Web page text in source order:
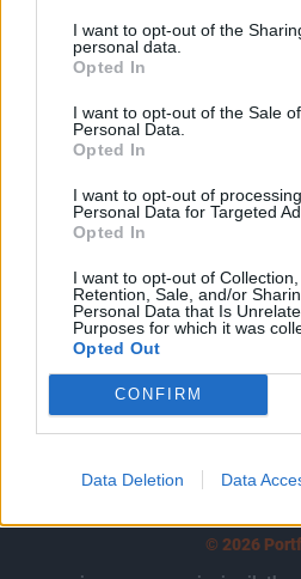
I want to opt-out of the
personal data.
Opted In
I want to opt-out of the Sale
Personal Data.
Opted In
I want to opt-out of
Personal Data for Targeted
Opted In
I want to opt-out of Collection,
Retention, Sale, and/or
Personal Data that Is
Purposes for which it was
Opted Out
CONFIRM
Data Deletion Data
tartozik, melynek olvasása
regisztrációhoz kötött.
Az előfizetés a következőket
Portfolio.hu teljes
kötéslistái
Előfizetés
MÁR ELŐFIZETŐNK VAGY?
© 2026